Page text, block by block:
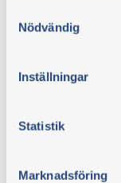
Du kan när som
samtycke klickar
Nödvändig
Inställningar
Statistik
Marknadsföring
Artikkelnr.:
ekskl. moms